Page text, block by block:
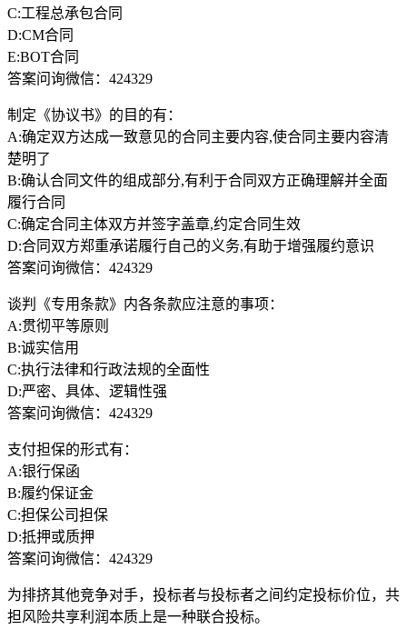
C:工程总承包合同
D:CM合同
E:BOT合同
答案问询微信：424329
制定《协议书》的目的有：
A:确定双方达成一致意见的合同主要内容,使合同主要内容清
楚明了
B:确认合同文件的组成部分,有利于合同双方正确理解并全面
履行合同
C:确定合同主体双方并签字盖章,约定合同生效
D:合同双方郑重承诺履行自己的义务,有助于增强履约意识
答案问询微信：424329
谈判《专用条款》内各条款应注意的事项：
A:贯彻平等原则
B:诚实信用
C:执行法律和行政法规的全面性
D:严密、具体、逻辑性强
答案问询微信：424329
支付担保的形式有：
A:银行保函
B:履约保证金
C:担保公司担保
D:抵押或质押
答案问询微信：424329
为排挤其他竞争对手，投标者与投标者之间约定投标价位，共
担风险共享利润本质上是一种联合投标。